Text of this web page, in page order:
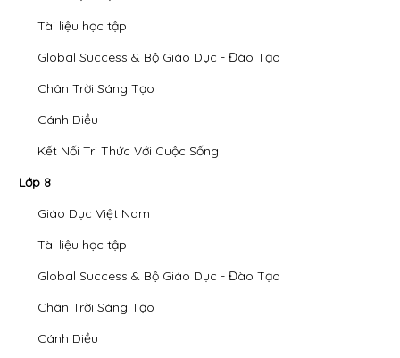
Tài liệu học tập
Global Success & Bộ Giáo Dục - Đào Tạo
Chân Trời Sáng Tạo
Cánh Diều
Kết Nối Tri Thức Với Cuộc Sống
Lớp 8
Giáo Dục Việt Nam
Tài liệu học tập
Global Success & Bộ Giáo Dục - Đào Tạo
Chân Trời Sáng Tạo
Cánh Diều